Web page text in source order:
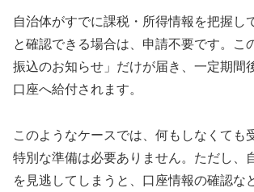
自治体がすでに課税・所得情報を把握し
と確認できる場合は、申請不要です。こ
振込のお知らせ」だけが届き、一定期間
口座へ給付されます。
このようなケースでは、何もしなくても
特別な準備は必要ありません。ただし、
を見逃してしまうと、口座情報の確認な